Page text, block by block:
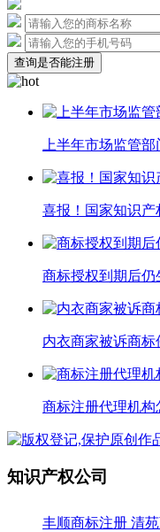
查询是否能注册
上半年市场监管
喜报！国家知识产
商标授权到期后仍
内衣商家被诉商标
商标注册代理机构
知识产权公司
丰顺商标注册 清